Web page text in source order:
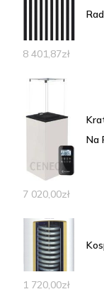
8 401,87zł
Na
7 020,00zł
1 720,00zł